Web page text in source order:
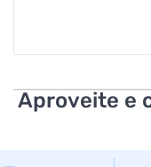
Aproveite e